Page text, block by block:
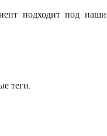
подходит под наши
теги.